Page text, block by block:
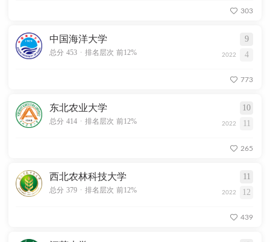
303
中国海洋大学 9
总分 453 . 排名层次 前12% 2022 4
773
东北农业大学 10
总分 414 . 排名层次 前12% 2022 11
265
西北农林科技大学 11
总分 379 . 排名层次 前12% 2022 12
439